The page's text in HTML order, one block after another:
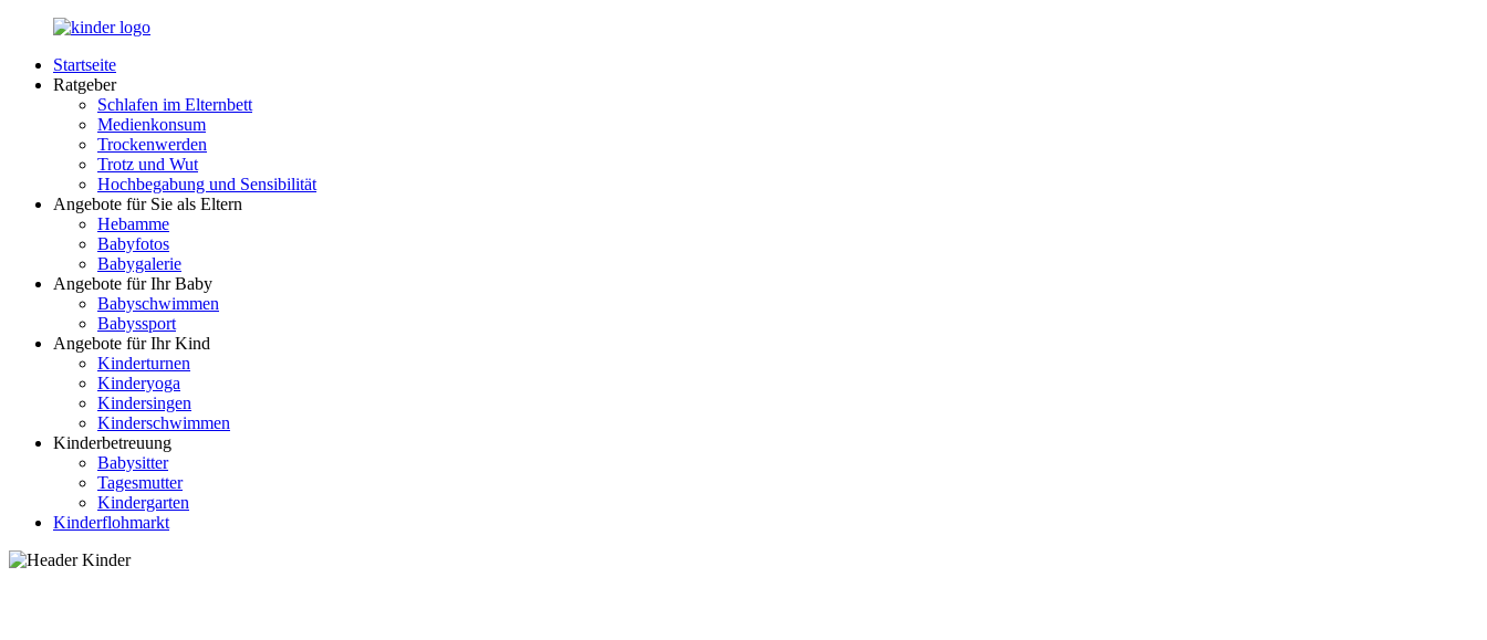
Zurück
Inhalt
LuckyKids.de
Das
Nachwuchs
Startseite
Ratgeber
Schlafen im Elternbett
Medienkonsum
Trockenwerden
Trotz und Wut
Hochbegabung und Sensibilität
Angebote für Sie als Eltern
Hebamme
Babyfotos
Babygalerie
Angebote für Ihr Baby
Babyschwimmen
Babyssport
Angebote für Ihr Kind
Kinderturnen
Kinderyoga
Kindersingen
Kinderschwimmen
Kinderbetreuung
Babysitter
Tagesmutter
Kindergarten
Kinderflohmarkt